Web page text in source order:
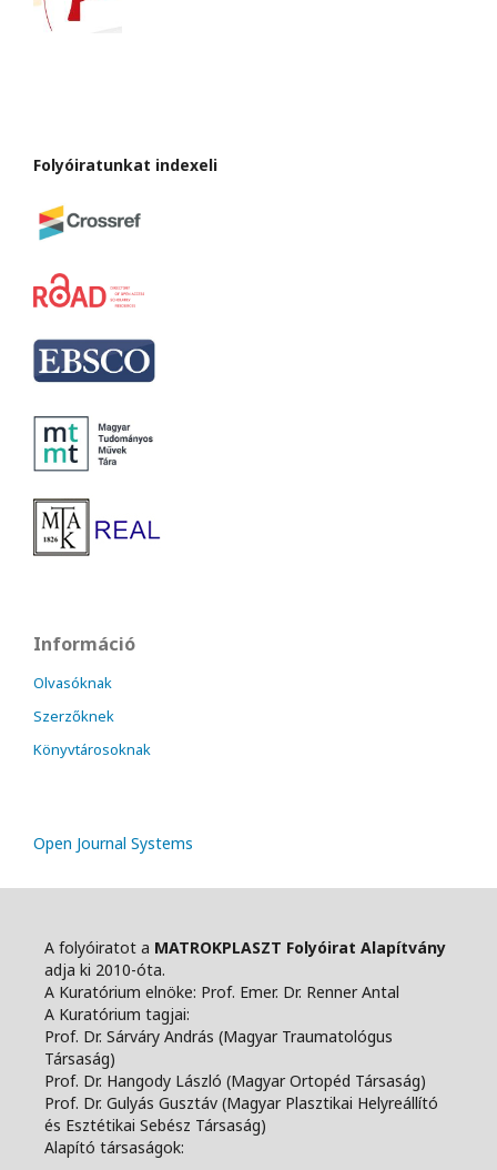
Folyóiratunkat indexeli
Információ
Olvasóknak
Szerzőknek
Könyvtárosoknak
Open Journal Systems
A folyóiratot a MATROKPLASZT Folyóirat Alapítvány
adja ki 2010-óta.
A Kuratórium elnöke: Prof. Emer. Dr. Renner Antal
A Kuratórium tagjai:
Prof. Dr. Sárváry András (Magyar Traumatológus
Társaság)
Prof. Dr. Hangody László (Magyar Ortopéd Társaság)
Prof. Dr. Gulyás Gusztáv (Magyar Plasztikai Helyreállító
és Esztétikai Sebész Társaság)
Alapító társaságok: